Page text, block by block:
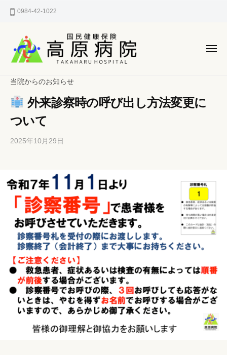
0984-42-1022
民
健
康
険
原
院
崎
県
諸
県
町
立
メ
当院からのお知らせ
外来診察時の呼び出し方法変更に
ついて
2025年10月29日
p
k
a
n
r
i
s
y
a
の
コ
メ
ン
ト
民
保
険
高
原
病
院